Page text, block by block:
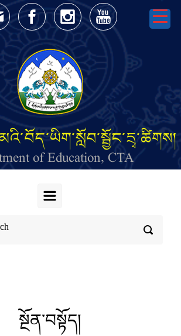
of Education, CTA
སྔོན་བསྟོད།